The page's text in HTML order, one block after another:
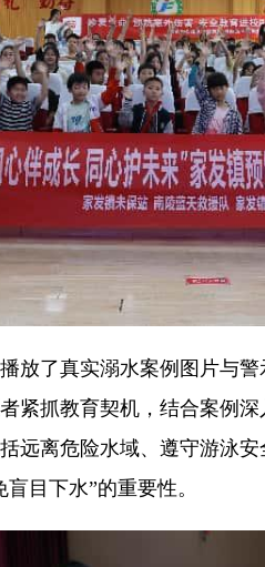
了真实溺水案例图片与警
紧抓教育契机，结合案例
远离危险水域、遵守游泳
目下水”的重要性。